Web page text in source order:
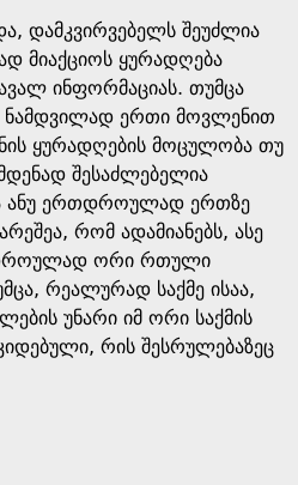
დამკვირვებელს შეუძლია
მიაქციოს ყურადღება
ინფორმაციას. თუმცა
ნამდვილად ერთი მოვლენით
ყურადღების მოცულობა თუ
შესაძლებელია
ანუ ერთდროულად ერთზე
რომ ადამიანებს, ასე
ორი რთული
რეალურად საქმე ისაა,
უნარი იმ ორი საქმის
რის შესრულებაზეც